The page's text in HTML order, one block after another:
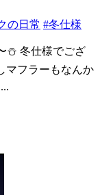
の日常 #冬仕様
⛄️ 冬仕様でござ
マフラーもなんか